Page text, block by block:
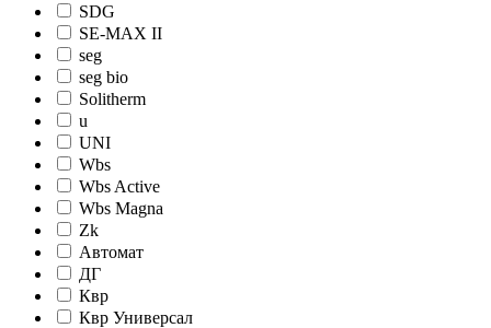
SDG
SE-MAX II
seg
seg bio
Solitherm
u
UNI
Wbs
Wbs Active
Wbs Magna
Zk
Автомат
ДГ
Квр
Квр Универсал